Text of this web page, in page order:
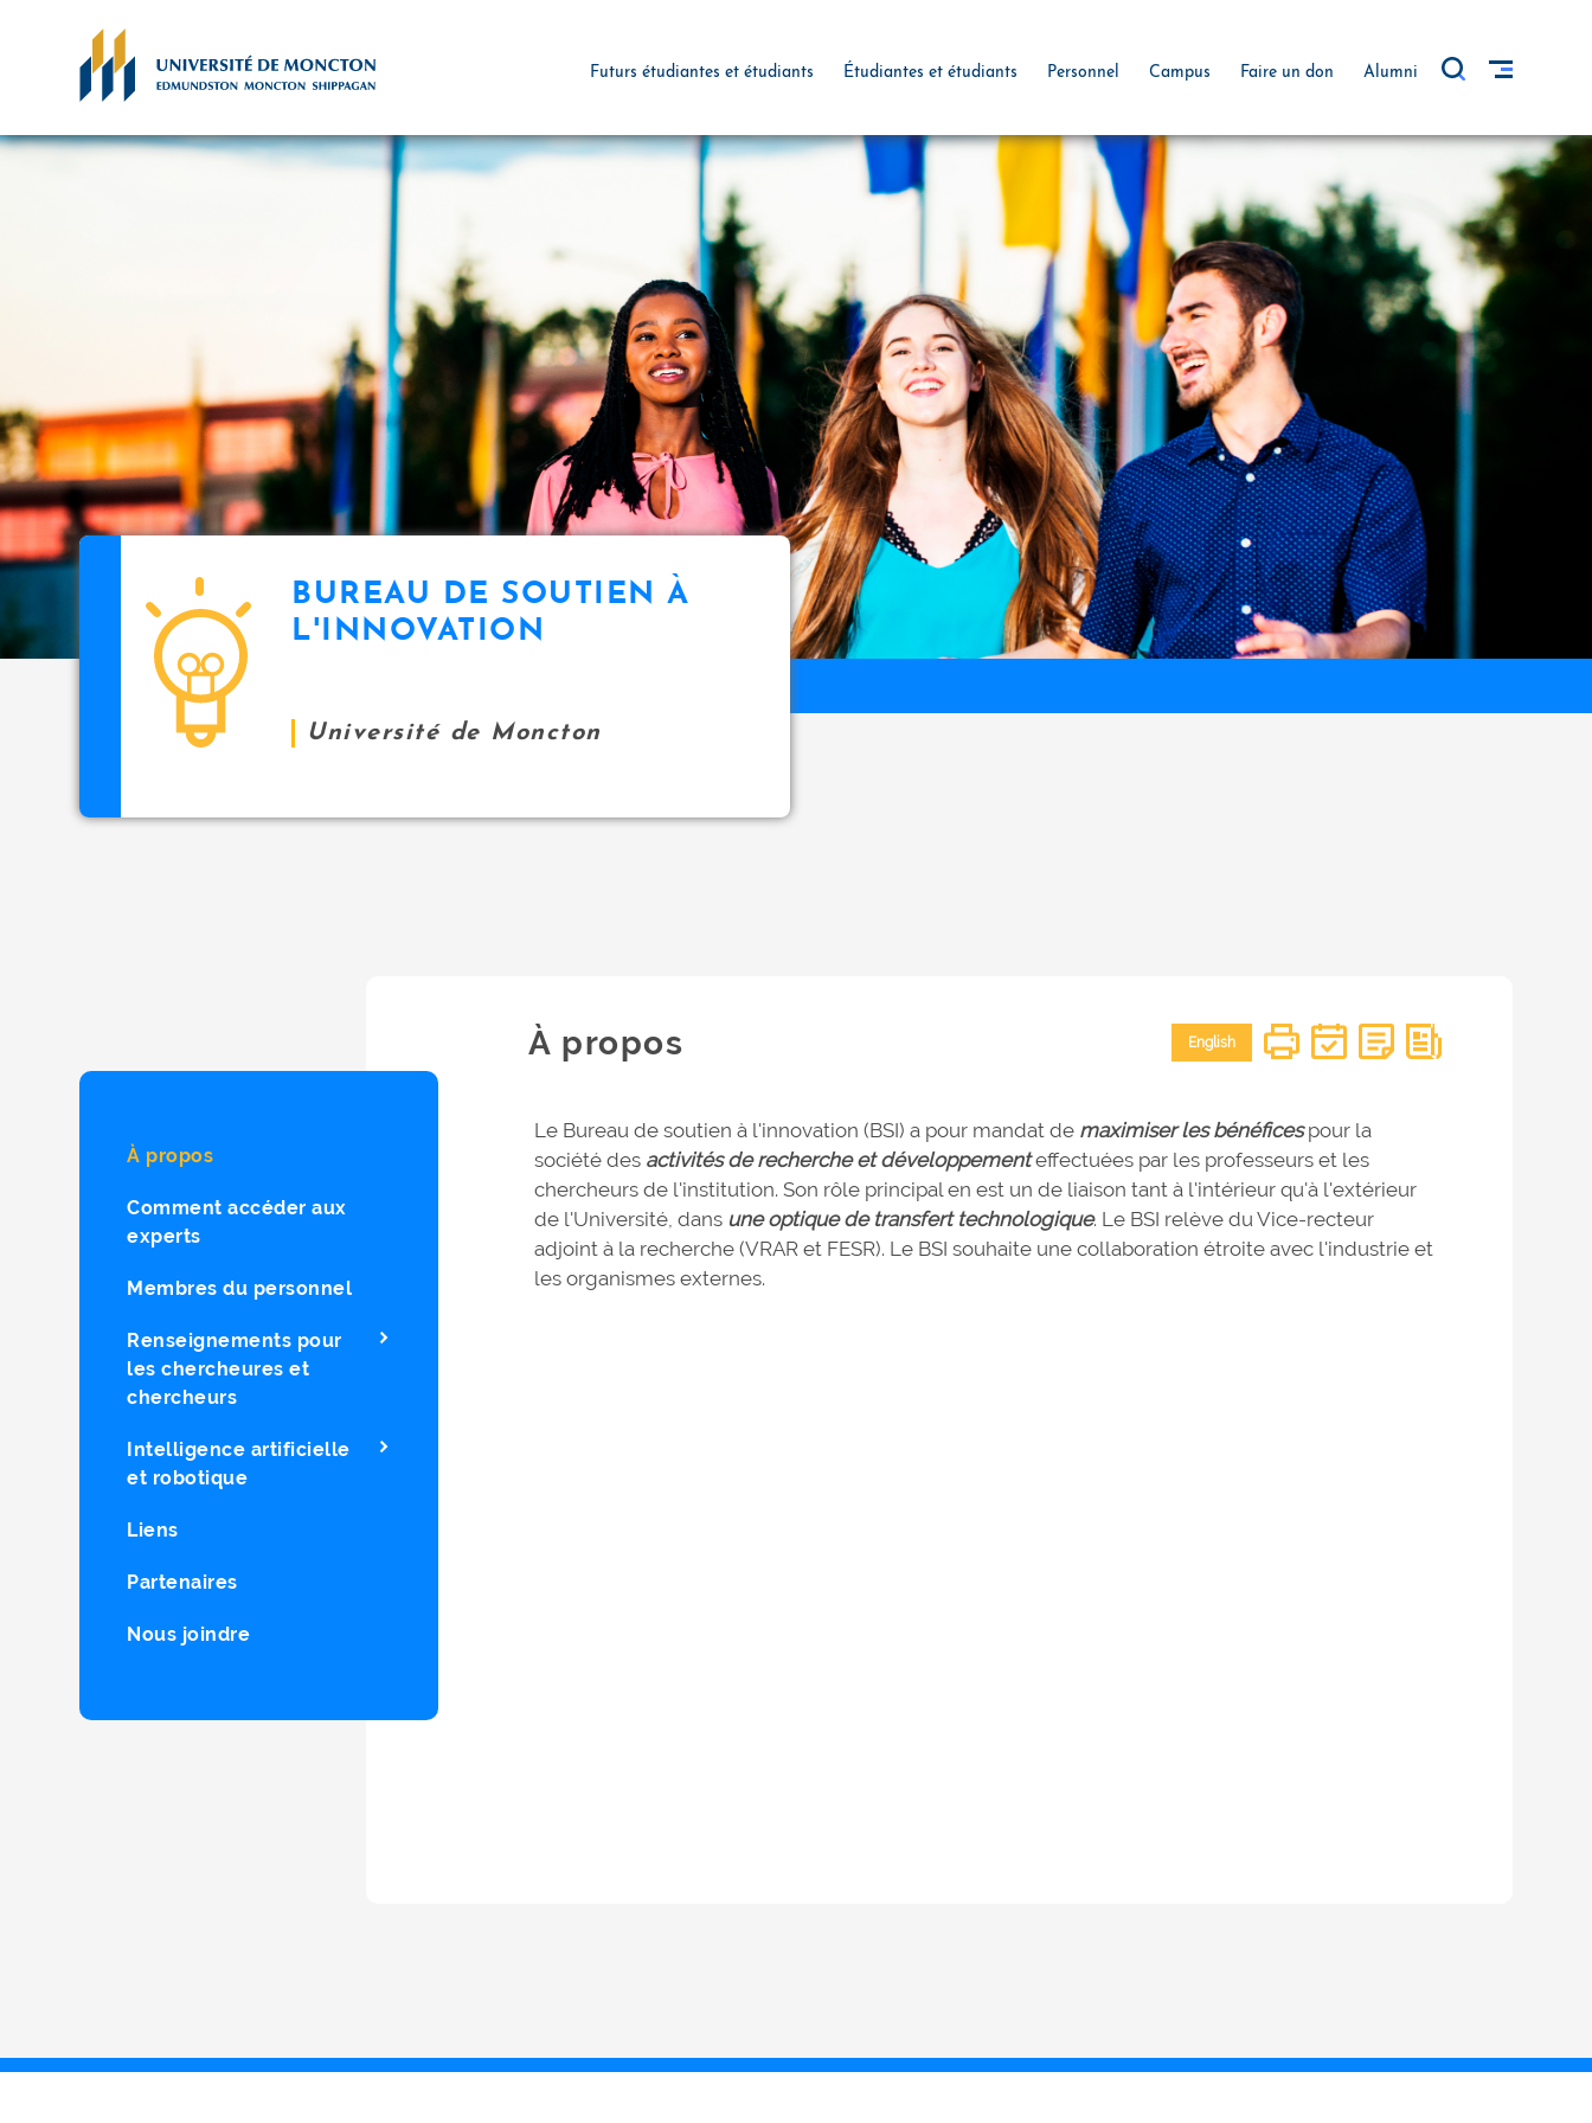
Futurs étudiantes et étudiants Étudiantes et étudiants Personnel Campus Faire un don Alumni
BUREAU DE SOUTIEN À
L'INNOVATION
Université de Moncton
À propos
Comment accéder aux
experts
Membres du personnel
Renseignements pour
les chercheures et
chercheurs
Intelligence artificielle
et robotique
Liens
Partenaires
Nous joindre
English
À propos
Le Bureau de soutien à l'innovation (BSI) a pour mandat de maximiser les bénéficespour la
société des activités de recherche et développementeffectuées par les professeurs et les
chercheurs de l'institution. Son rôle principal en est un de liaison tant à l'intérieur qu'à l'extérieur
de l'Université, dans une optique de transfert technologique. Le BSI relève du Vice-recteur
adjoint à la recherche (VRAR et FESR). Le BSI souhaite une collaboration étroite avec l'industrie et
les organismes externes.